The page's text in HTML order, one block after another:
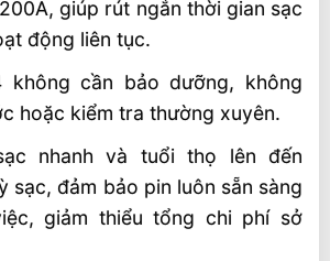
giúp rút ngắn thời gian sạc
động liên tục.
không cần bảo dưỡng, không
hoặc kiểm tra thường xuyên.
nhanh và tuổi thọ lên đến
sạc, đảm bảo pin luôn sẵn sàng
giảm thiểu tổng chi phí sở